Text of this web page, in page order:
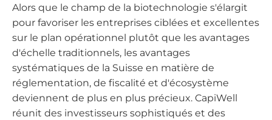
Alors que le champ de la biotechnologie s'élargit
pour favoriser les entreprises ciblées et excellentes
sur le plan opérationnel plutôt que les avantages
d'échelle traditionnels, les avantages
systématiques de la Suisse en matière de
réglementation, de fiscalité et d'écosystème
deviennent de plus en plus précieux. CapiWell
réunit des investisseurs sophistiqués et des